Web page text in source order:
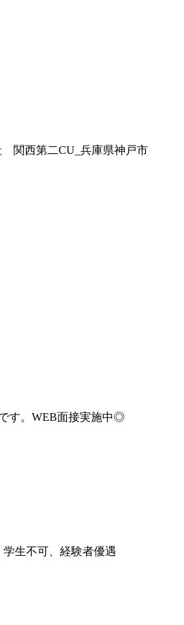
関西第二CU_兵庫県神戸市
す。WEB面接実施中◎
生不可、経験者優遇